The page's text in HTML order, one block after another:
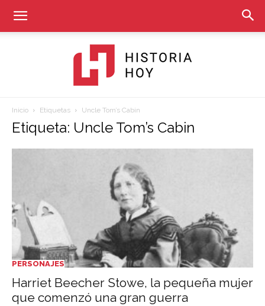
Historia
Hoy
Inicio Etiquetas Uncle Tom’s Cabin
Etiqueta: Uncle Tom’s Cabin
PERSONAJES
Harriet Beecher Stowe, la pequeña mujer
que comenzó una gran guerra